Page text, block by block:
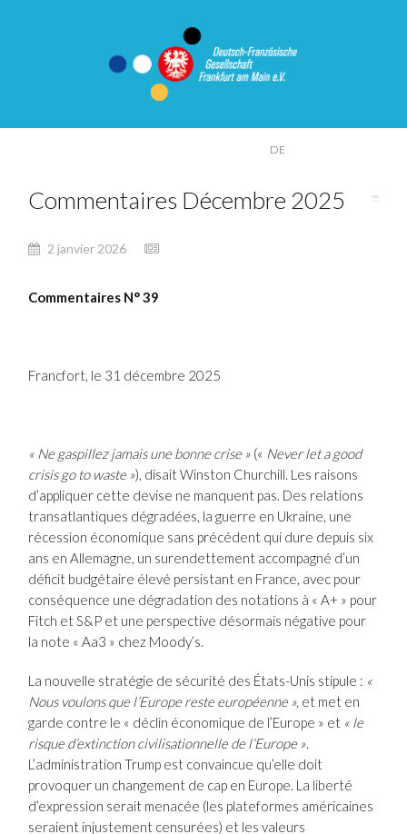
DE
Commentaires Décembre 2025
2 janvier 2026
Commentaires N° 39
Francfort, le 31 décembre 2025
« Ne gaspillez jamais une bonne crise » (« Never let a good
crisis go to waste »), disait Winston Churchill. Les raisons
d’appliquer cette devise ne manquent pas. Des relations
transatlantiques dégradées, la guerre en Ukraine, une
récession économique sans précédent qui dure depuis six
ans en Allemagne, un surendettement accompagné d’un
déficit budgétaire élevé persistant en France, avec pour
conséquence une dégradation des notations à « A+ » pour
Fitch et S&P et une perspective désormais négative pour
la note « Aa3 » chez Moody’s.
La nouvelle stratégie de sécurité des États-Unis stipule : «
Nous voulons que l’Europe reste européenne », et met en
garde contre le « déclin économique de l’Europe » et « le
risque d’extinction civilisationnelle de l’Europe ».
L’administration Trump est convaincue qu’elle doit
provoquer un changement de cap en Europe. La liberté
d’expression serait menacée (les plateformes américaines
seraient injustement censurées) et les valeurs